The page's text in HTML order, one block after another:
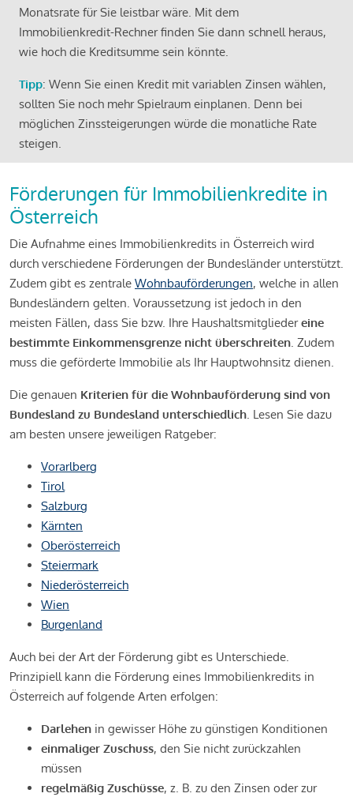
Monatsrate für Sie leistbar wäre. Mit dem
Immobilienkredit-Rechner finden Sie dann schnell heraus,
wie hoch die Kreditsumme sein könnte.
Tipp: Wenn Sie einen Kredit mit variablen Zinsen wählen,
sollten Sie noch mehr Spielraum einplanen. Denn bei
möglichen Zinssteigerungen würde die monatliche Rate
steigen.
Förderungen für Immobilienkredite in
Österreich
Die Aufnahme eines Immobilienkredits in Österreich wird
durch verschiedene Förderungen der Bundesländer unterstützt.
Zudem gibt es zentrale Wohnbauförderungen, welche in allen
Bundesländern gelten. Voraussetzung ist jedoch in den
meisten Fällen, dass Sie bzw. Ihre Haushaltsmitgliedereine
bestimmte Einkommensgrenze nicht überschreiten. Zudem
muss die geförderte Immobilie als Ihr Hauptwohnsitz dienen.
Die genauen Kriterien für die Wohnbauförderung sind von
Bundesland zu Bundesland unterschiedlich. Lesen Sie dazu
am besten unsere jeweiligen Ratgeber:
Vorarlberg
Tirol
Salzburg
Kärnten
Oberösterreich
Steiermark
Niederösterreich
Wien
Burgenland
Auch bei der Art der Förderung gibt es Unterschiede.
Prinzipiell kann die Förderung eines Immobilienkredits in
Österreich auf folgende Arten erfolgen:
Darlehen in gewisser Höhe zu günstigen Konditionen
einmaliger Zuschuss, den Sie nicht zurückzahlen
müssen
regelmäßig Zuschüsse, z. B. zu den Zinsen oder zur